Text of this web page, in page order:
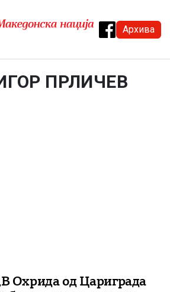
Архива
ПРЛИЧЕВ
Охрида од Цариграда